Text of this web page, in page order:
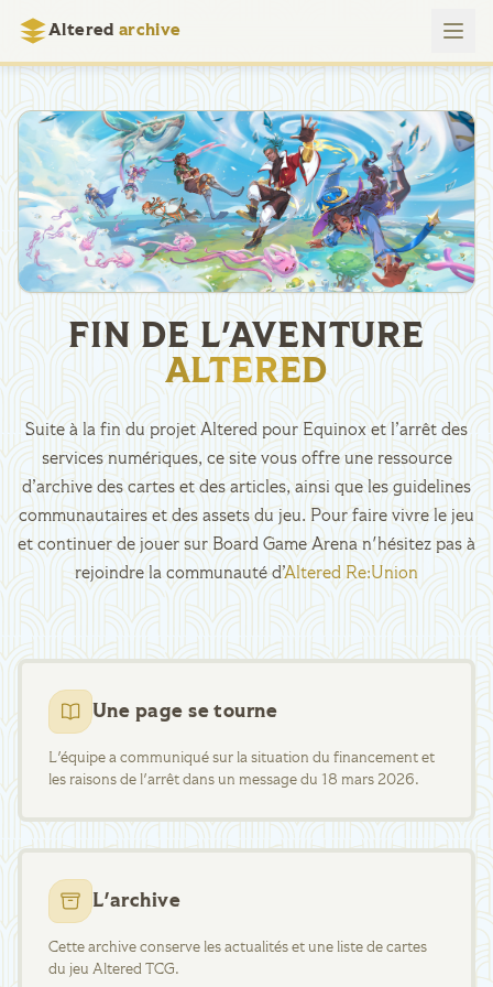
Altered archive
FIN DE L'AVENTURE
ALTERED
Suite à la fin du projet Altered pour Equinox et l’arrêt des
services numériques, ce site vous offre une ressource
d’archive des cartes et des articles, ainsi que les guidelines
communautaires et des assets du jeu. Pour faire vivre le jeu
et continuer de jouer sur Board Game Arena n'hésitez pas à
rejoindre la communauté d’Altered Re:Union
Une page se tourne
L'équipe a communiqué sur la situation du financement et
les raisons de l'arrêt dans un message du 18 mars 2026.
L'archive
Cette archive conserve les actualités et une liste de cartes
du jeu Altered TCG.